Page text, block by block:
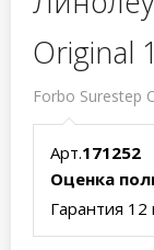
Original
Forbo Surestep
Арт.171252
Оценка
Гарантия 12